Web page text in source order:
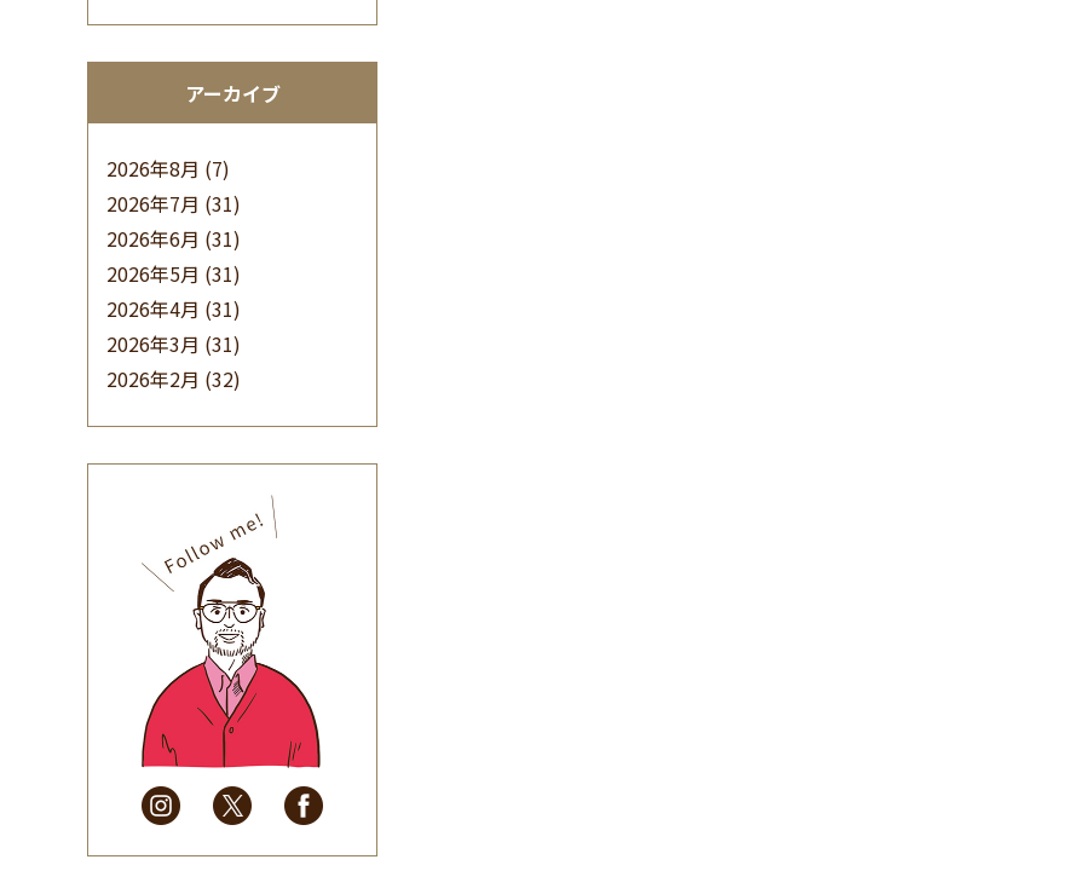
アーカイブ
2026年8月 (7)
2026年7月 (31)
2026年6月 (31)
2026年5月 (31)
2026年4月 (31)
2026年3月 (31)
2026年2月 (32)
(32)
2025年9月(30)
2025年8月(31)
2025年7月(37)
2025年6月(48)
2025年5月
(41)
2025年4月
(32)
2025年3月(31)
2025年2月
(28)
2025年1月
(34)